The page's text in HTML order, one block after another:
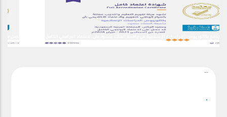
حتى فبراير 2028م.
--
.